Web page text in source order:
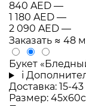
840 AED —
1 180 AED —
2 090 AED —
Заказать ≈ 48
Букет
i
Доставка: 15-
Размер: